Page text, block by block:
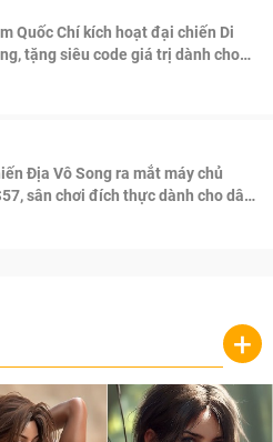
Quốc Chí kích hoạt đại chiến Di
tặng siêu code giá trị dành cho
Địa Vô Song ra mắt máy chủ
sân chơi đích thực dành cho dân
+